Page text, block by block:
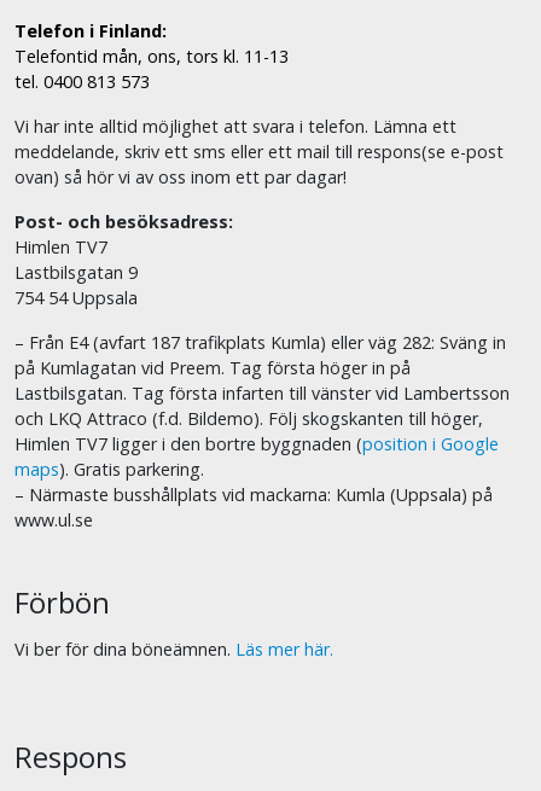
Telefon i Finland:
Telefontid mån, ons, tors kl. 11-13
tel. 0400 813 573
Vi har inte alltid möjlighet att svara i telefon. Lämna ett
meddelande, skriv ett sms eller ett mail till respons(se e-post
ovan) så hör vi av oss inom ett par dagar!
Post- och besöksadress:
Himlen TV7
Lastbilsgatan 9
754 54 Uppsala
– Från E4 (avfart 187 trafikplats Kumla) eller väg 282: Sväng in
på Kumlagatan vid Preem. Tag första höger in på
Lastbilsgatan. Tag första infarten till vänster vid Lambertsson
och LKQ Attraco (f.d. Bildemo). Följ skogskanten till höger,
Himlen TV7 ligger i den bortre byggnaden (position i Google
maps). Gratis parkering.
– Närmaste busshållplats vid mackarna: Kumla (Uppsala) på
www.ul.se
Förbön
Vi ber för dina böneämnen. Läs mer här.
Respons